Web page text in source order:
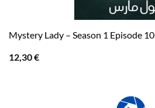
Mystery Lady – Season 1 Episode 10
12,30€